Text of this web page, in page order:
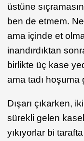
üstüne
ben de etmem.
ama içinde et
inandırdıktan
birlikte üç kase
ama tadı hoşuma
Dışarı çıkarken,
sürekli gelen
yıkıyorlar bi